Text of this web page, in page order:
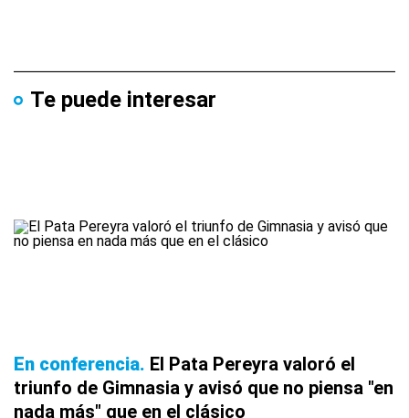
Te puede interesar
En conferencia El Pata Pereyra valoró el
triunfo de Gimnasia y avisó que no piensa "en
nada más" que en el clásico